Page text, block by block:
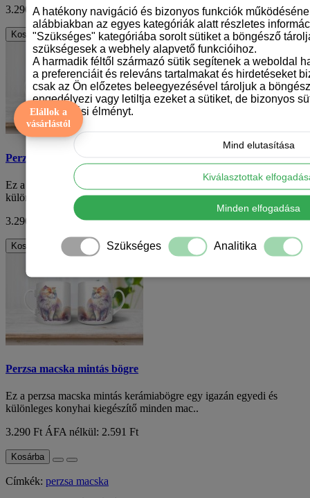
3.290 FtÁFA nélkül: 2.591 Ft
Kosárba
Perzsa macska mintás bögre
Ez a perzsa macska mintás kerámiabögre egy igazán egyedi és
különleges konyhai kiegészítő minden mac..
3.290 Ft
ÁFA nélkül: 2.591 Ft
Kosárba
Perzsa macska mintás bögre
Ez a perzsa macska mintás kerámiabögre egy igazán egyedi és
különleges konyhai kiegészítő minden mac..
3.290 FtÁFA nélkül: 2.591 Ft
Kosárba
Címkék: perzsa macska
Elállok a
vásárlástól
A hatékony navigáció és bizonyos funkciók
alábbiakban az egyes kategóriák alatt részletes
"Szükséges" kategóriába sorolt sütiket a böngésző
szükségesek a webhely alapvető funkcióihoz.
A harmadik féltől származó sütik segítenek a weboldal
a preferenciáit és releváns tartalmakat és hirdetéseket
csak az Ön előzetes beleegyezésével tároljuk a
engedélyezi vagy letiltja ezeket a sütiket, de bizonyos
böngészési élményt.
Mind elutasítása
Kiválasztottak
Minden elfogadása
Szükséges Analitika